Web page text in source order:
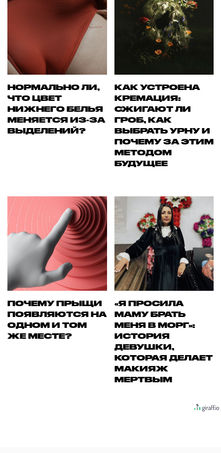
НОРМАЛЬНО ЛИ,
ЧТО ЦВЕТ
НИЖНЕГО БЕЛЬЯ
МЕНЯЕТСЯ ИЗ-ЗА
ВЫДЕЛЕНИЙ?
КАК УСТРОЕНА
КРЕМАЦИЯ:
СЖИГАЮТ ЛИ
ГРОБ, КАК
ВЫБРАТЬ УРНУ И
ПОЧЕМУ ЗА ЭТИМ
МЕТОДОМ
БУДУЩЕЕ
ПОЧЕМУ ПРЫЩИ
ПОЯВЛЯЮТСЯ НА
ОДНОМ И ТОМ
ЖЕ МЕСТЕ?
«Я ПРОСИЛА
МАМУ БРАТЬ
МЕНЯ В МОРГ»:
ИСТОРИЯ
ДЕВУШКИ,
КОТОРАЯ ДЕЛАЕТ
МАКИЯЖ
МЕРТВЫМ